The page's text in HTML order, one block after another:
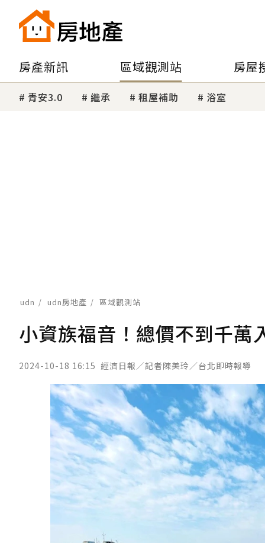
房產新訊 區域觀測站 房屋
青安3.0 繼承 租屋補助 浴室
udn udn房地產 區域觀測站
小資族福音！總價不到千萬
2024-10-18 16:15 經濟日報／記者陳美玲／台北即時報導